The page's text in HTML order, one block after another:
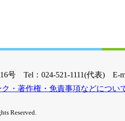
号 Tel：024-521-1111(代表) E-
ク・著作権・免責事項などについ
Reserved.